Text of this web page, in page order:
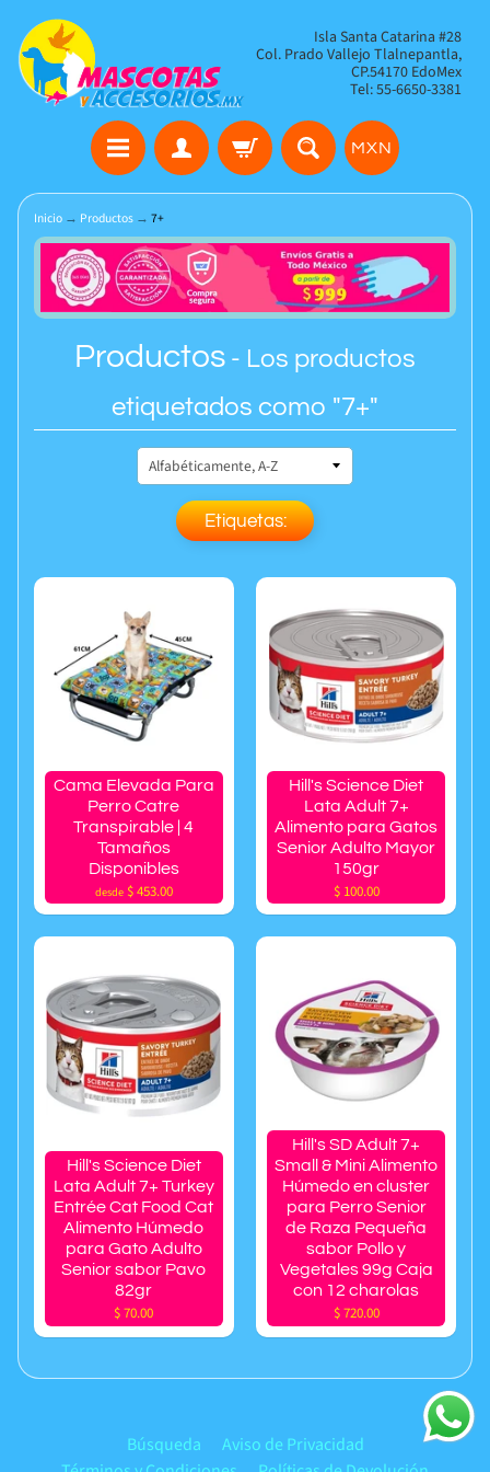
Isla Santa Catarina #28
Col. Prado Vallejo Tlalnepantla,
CP.54170 EdoMex
Tel: 55-6650-3381
MXN
Inicio → Productos → 7+
Productos - Los productos
etiquetados como "7+"
Etiquetas:
Cama Elevada Para
Perro Catre
Transpirable | 4
Tamaños
Disponibles
desde $ 453.00
Hill's Science Diet
Lata Adult 7+
Alimento para Gatos
Senior Adulto Mayor
150gr
$ 100.00
Hill's Science Diet
Lata Adult 7+ Turkey
Entrée Cat Food Cat
Alimento Húmedo
para Gato Adulto
Senior sabor Pavo
82gr
$ 70.00
Hill's SD Adult 7+
Small & Mini Alimento
Húmedo en cluster
para Perro Senior
de Raza Pequeña
sabor Pollo y
Vegetales 99g Caja
con 12 charolas
$ 720.00
Búsqueda
Aviso de Privacidad